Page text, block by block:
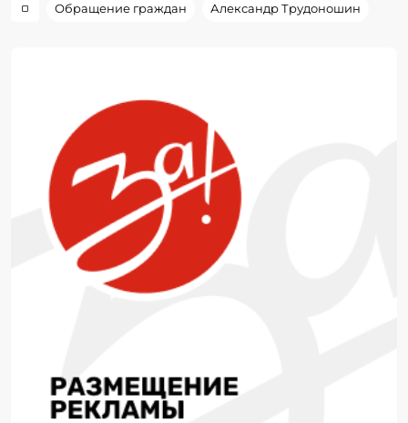
Обращение граждан Александр Трудоношин